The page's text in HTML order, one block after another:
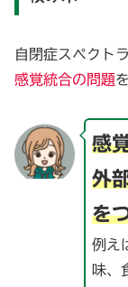
自閉症スペクト
感覚統合の問題
感
外
を
例え
味、